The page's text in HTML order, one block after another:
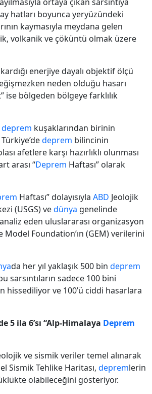
ortaya çıkan sarsıntıya
hatları boyunca yeryüzündeki
kaymasıyla meydana gelen
volkanik ve çöküntü olmak üzere
enerjiye dayalı objektif ölçü
neden olduğu hasarı
ise bölgeden bölgeye farklılık
deprem kuşaklarından birinin
deprem bilincinin
afetlere karşı hazırlıklı olunması
arası “Deprem Haftası” olarak
Haftası” dolayısıyla ABD Jeolojik
(USGS) vedünya genelinde
eden uluslararası organizasyon
Foundation’ın (GEM) verilerini
da her yıl yaklaşık 500 bin deprem
sarsıntıların sadece 100 bini
hissediliyor ve 100’ü ciddi hasarlara
5 ila 6’sı “Alp-Himalaya Deprem
ve sismik veriler temel alınarak
Sismik Tehlike Haritası, depremlerin
olabileceğini gösteriyor.